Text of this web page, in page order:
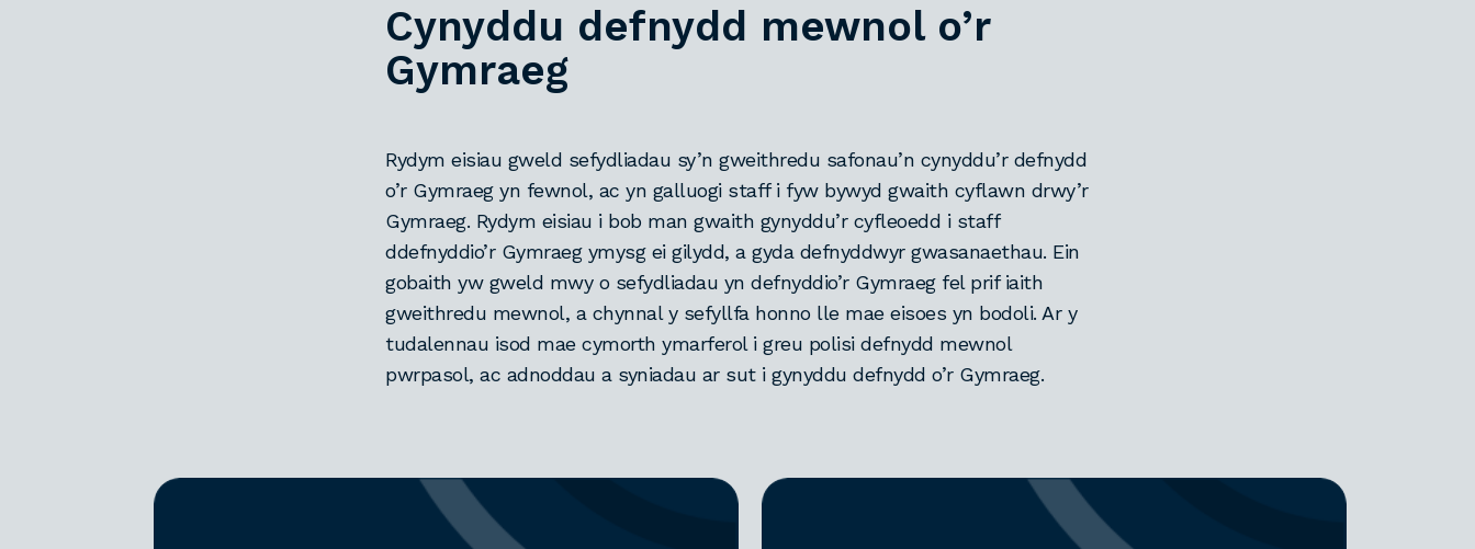
Cynyddu defnydd mewnol o’r
Gymraeg
Rydym eisiau gweld sefydliadau sy’n gweithredu safonau’n cynyddu’r defnydd
o’r Gymraeg yn fewnol, ac yn galluogi staff i fyw bywyd gwaith cyflawn drwy’r
Gymraeg. Rydym eisiau i bob man gwaith gynyddu’r cyfleoedd i staff
ddefnyddio’r Gymraeg ymysg ei gilydd, a gyda defnyddwyr gwasanaethau. Ein
gobaith yw gweld mwy o sefydliadau yn defnyddio’r Gymraeg fel prif iaith
gweithredu mewnol, a chynnal y sefyllfa honno lle mae eisoes yn bodoli. Ar y
tudalennau isod mae cymorth ymarferol i greu polisi defnydd mewnol
pwrpasol, ac adnoddau a syniadau ar sut i gynyddu defnydd o’r Gymraeg.